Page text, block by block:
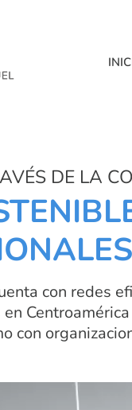
DE LA
con redes
con